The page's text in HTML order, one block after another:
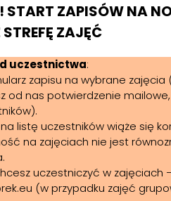
START ZAPISÓW NA
STREFĘ ZAJĘĆ
uczestnictwa:
zapisu na wybrane
od nas potwierdzenie
listę uczestników wiąże się
na zajęciach nie jest
uczestniczyć w zajęciach
(w przypadku zajęć